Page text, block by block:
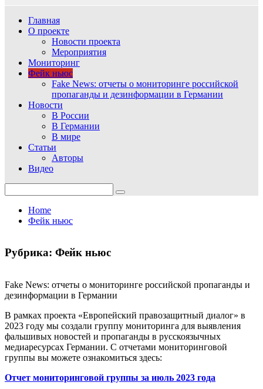
Главная
О проекте
Новости проекта
Мероприятия
Мониторинг
Фейк ньюс
Fake News: отчеты о мониторинге российской
пропаганды и дезинформации в Германии
Новости
В России
В Германии
В мире
Статьи
Авторы
Видео
for:
Home
Фейк ньюс
Рубрика: Фейк ньюс
Fake News: отчеты о мониторинге российской пропаганды и
дезинформации в Германии
В рамках проекта «Европейский правозащитный диалог» в
2023 году мы создали группу мониторинга для выявления
фальшивых новостей и пропаганды в русскоязычных
медиаресурсах Германии. С отчетами мониторинговой
группы вы можете ознакомиться здесь:
Отчет мониторинговой группы за июль 2023 года